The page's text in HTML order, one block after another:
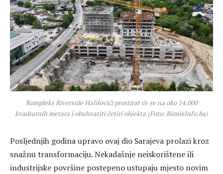
Kompleks Riverside Halilovići prostirat će se na oko 14.000
kvadratnih metara i obuhvatiti četiri objekta (Foto: BiznisInfo.ba)
Posljednjih godina upravo ovaj dio Sarajeva prolazi kroz
snažnu transformaciju. Nekadašnje neiskorištene ili
industrijske površine postepeno ustupaju mjesto novim